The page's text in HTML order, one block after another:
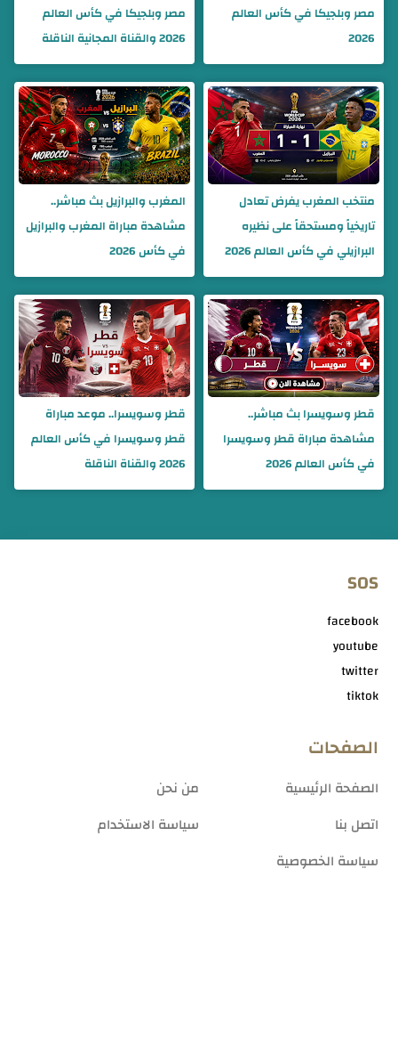
مصر وبلجيكا في كأس العالم
2026
مصر وبلجيكا في كأس العالم
2026 والقناة المجانية الناقلة
منتخب المغرب يفرض تعادل
تاريخياً ومستحقاً على نظيره
البرازيلي في كأس العالم 2026
المغرب والبرازيل بث مباشر..
مشاهدة مباراة المغرب والبرازيل
في كأس 2026
قطر وسويسرا بث مباشر..
مشاهدة مباراة قطر وسويسرا
في كأس العالم 2026
قطر وسويسرا.. موعد مباراة
قطر وسويسرا في كأس العالم
2026 والقناة الناقلة
الصفحات
الصفحة الرئيسية
من نحن
اتصل بنا
سياسة الاستخدام
سياسة الخصوصية
SOS
facebook
youtube
twitter
tiktok